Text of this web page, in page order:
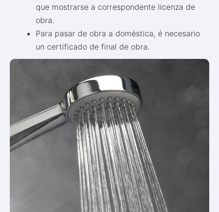
que mostrarse a correspondente licenza de
obra.
Para pasar de obra a doméstica, é necesario
un certificado de final de obra.